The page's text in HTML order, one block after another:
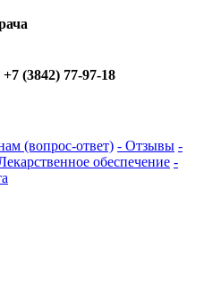
+7 (3842) 77-97-18
(вопрос-ответ) - Отзывы -
обеспечение -